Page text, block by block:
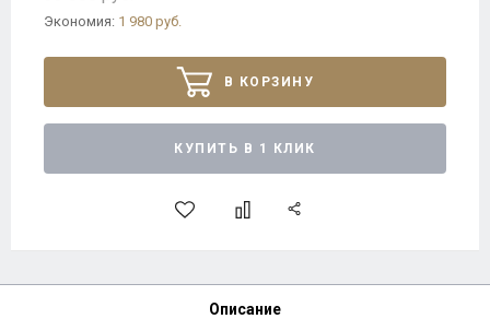
Экономия: 1 980 руб.
В КОРЗИНУ
КУПИТЬ В 1 КЛИК
Описание